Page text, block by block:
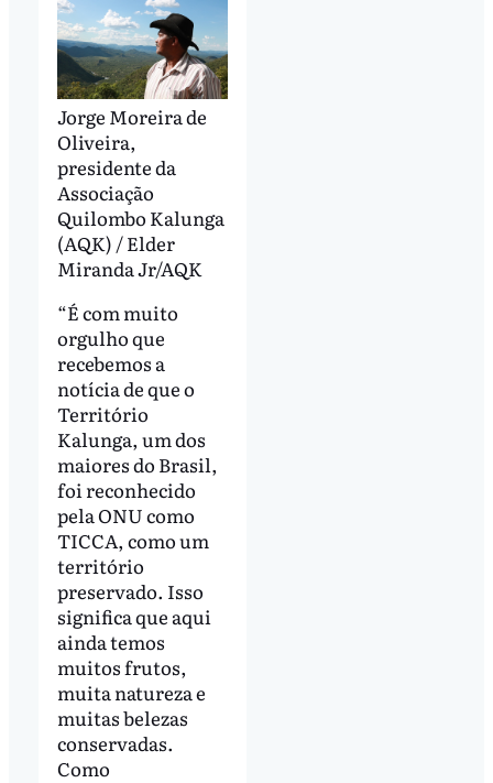
Jorge Moreira de
Oliveira,
presidente da
Associação
Quilombo Kalunga
(AQK) / Elder
Miranda Jr/AQK
“É com muito
orgulho que
recebemos a
notícia de que o
Território
Kalunga, um dos
maiores do Brasil,
foi reconhecido
pela ONU como
TICCA, como um
território
preservado. Isso
significa que aqui
ainda temos
muitos frutos,
muita natureza e
muitas belezas
conservadas.
Como